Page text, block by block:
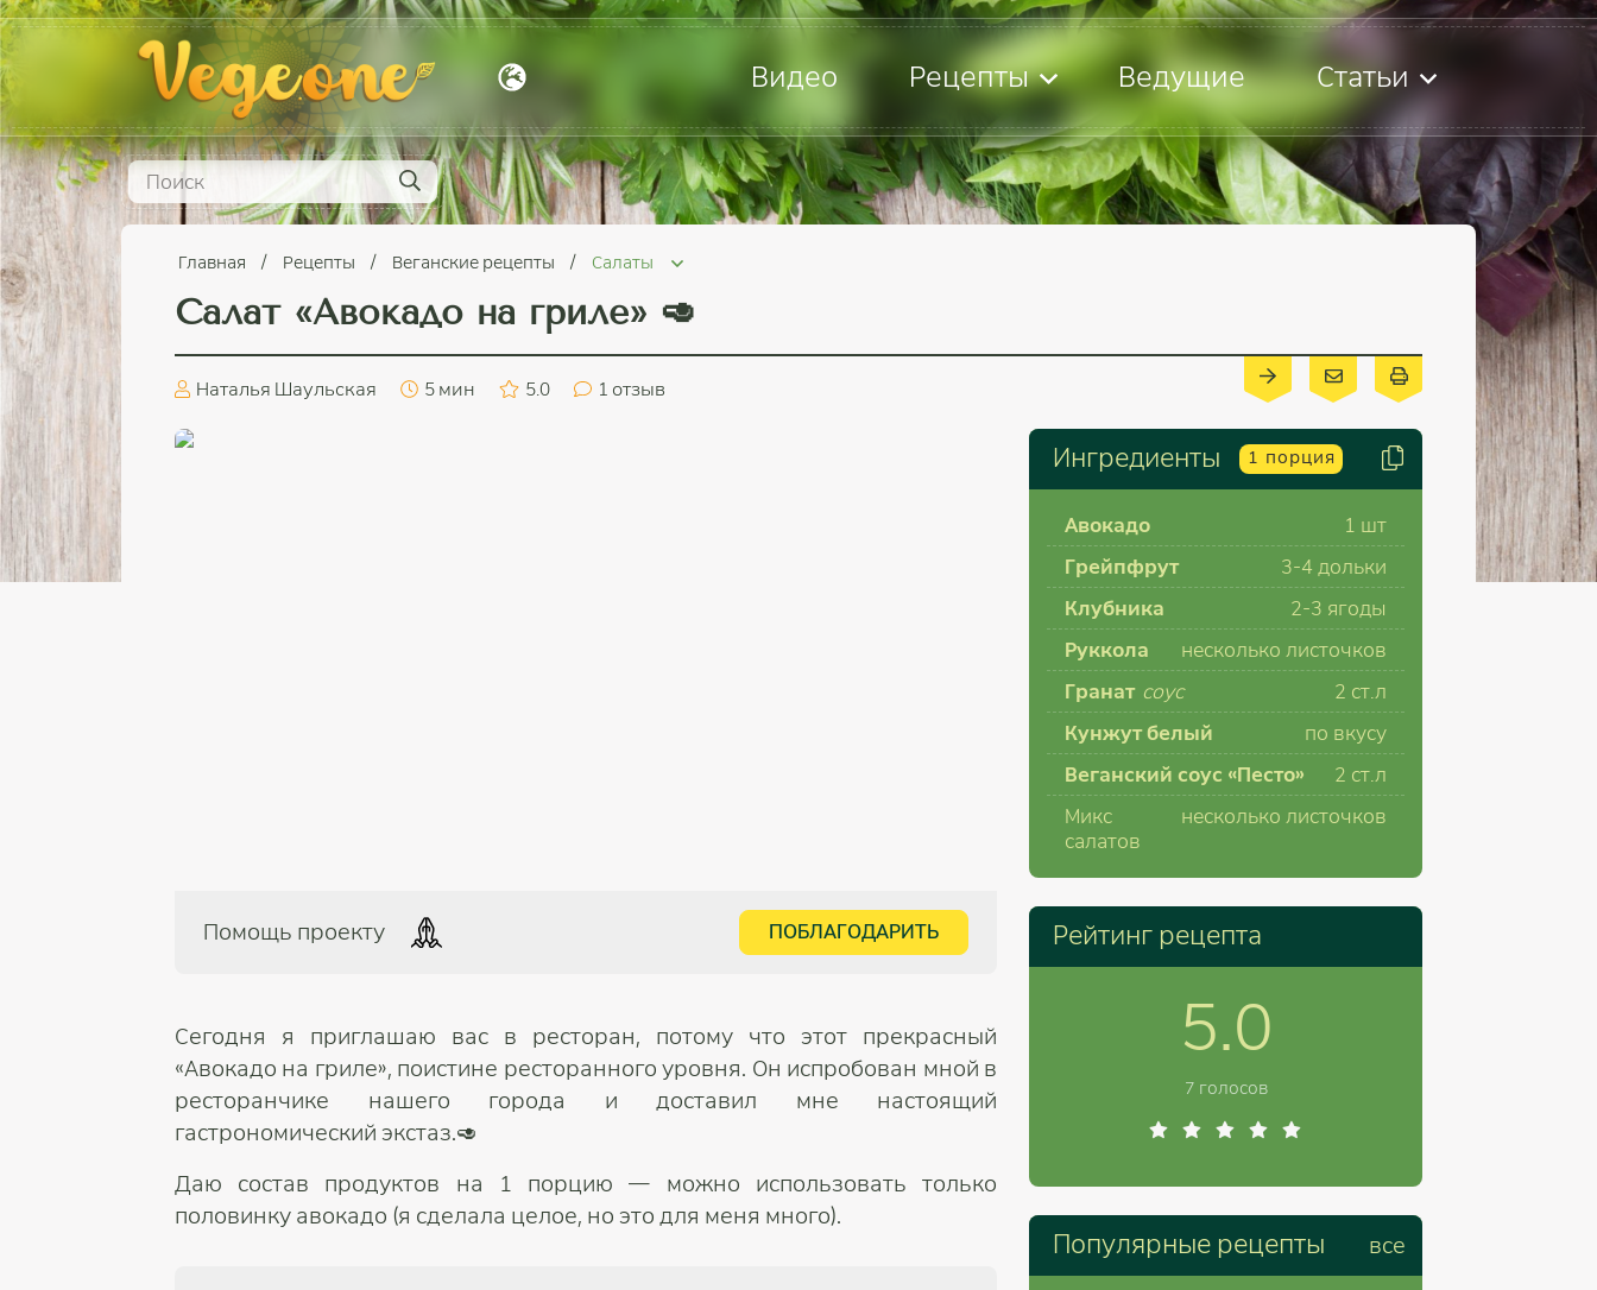
Видео Рецепты Ведущие Статьи
Главная Рецепты Веганские рецепты Салаты
Салат «Авокадо на гриле» 🥑
Наталья Шаульская 5 мин 5.0 1 отзыв
Помощь проекту ПОБЛАГОДАРИТЬ
Сегодня я приглашаю вас в ресторан, потому что этот прекрасный
«Авокадо на гриле», поистине ресторанного уровня. Он испробован мной в
ресторанчике нашего города и доставил мне настоящий
гастрономический экстаз.🥑
Даю состав продуктов на 1 порцию — можно использовать только
половинку авокадо (я сделала целое, но это для меня много).
Ингредиенты 1 порция
Авокадо 1 шт
Грейпфрут
3-4 дольки
Клубника
2-3 ягоды
Руккола
несколько листочков
Гранат соус 2 ст.л
Кунжут белый
по вкусу
Веганский соус «Песто»
2 ст.л
Микс
салатов
несколько листочков
Рейтинг рецепта
5.0
7 голосов
Популярные рецепты все